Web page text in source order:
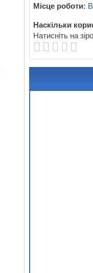
Місце роботи:
Наскільки
Натисніть на